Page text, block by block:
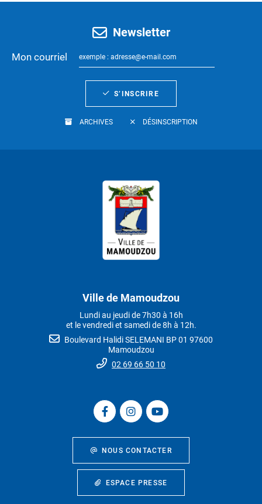
Newsletter
Mon courriel
S’INSCRIRE
ARCHIVES DÉSINSCRIPTION
Ville de Mamoudzou
Lundi au jeudi de 7h30 à 16h
et le vendredi et samedi de 8h à 12h.
Boulevard Halidi SELEMANI BP 01 97600
Mamoudzou
02 69 66 50 10
NOUS CONTACTER
ESPACE PRESSE